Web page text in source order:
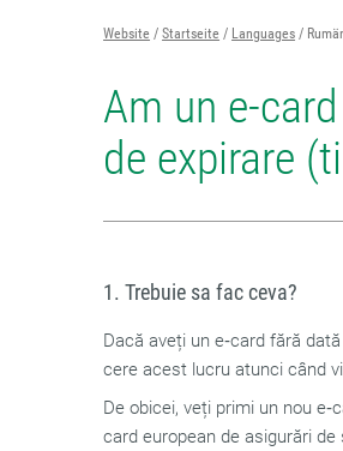
Website Startseite Languages
Am un e-
de expirare
1. Trebuie sa fac ceva?
Dacă aveți un e‑card fără
cere acest lucru atunci când
De obicei, veți primi un nou
card european de asigurări de